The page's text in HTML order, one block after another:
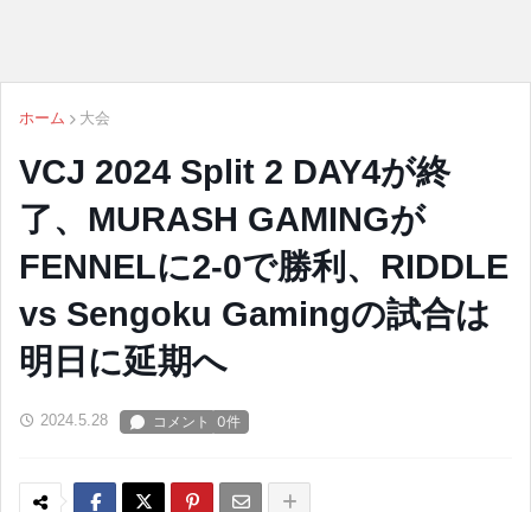
ホーム 大会
VCJ 2024 Split 2 DAY4が終
了、MURASH GAMINGが
FENNELに2-0で勝利、RIDDLE
vs Sengoku Gamingの試合は
明日に延期へ
2024.5.28